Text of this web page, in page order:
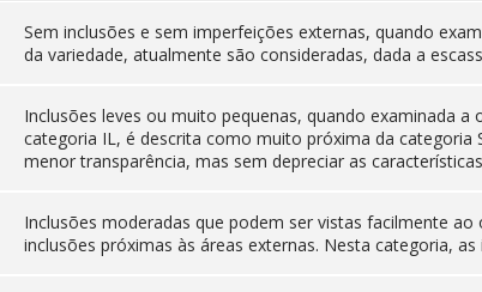
Sem inclusões e sem imperfeições externas, quando
da variedade, atualmente são consideradas, dada a
Inclusões leves ou muito pequenas, quando examinada
categoria IL, é descrita como muito próxima da
menor transparência, mas sem depreciar as
Inclusões moderadas que podem ser vistas facilmente
inclusões próximas às áreas externas. Nesta categoria,